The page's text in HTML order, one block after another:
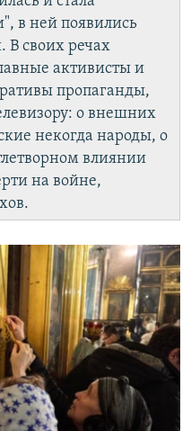
в ней появились
В своих речах
активисты и
пропаганды,
о внешних
некогда народы, о
влиянии
на войне,